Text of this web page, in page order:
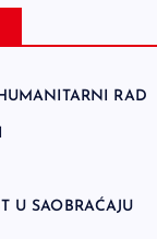
RAD
U SAOBRAĆAJU